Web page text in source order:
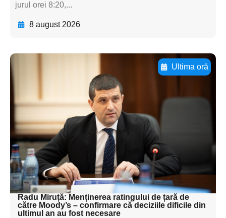
jurul orei 8:20,...
8 august 2026
Ultima oră
Adaugă aici textul pentru
subtitluAdaugă aici
textul pentru
subtitluAdaugă aici
textul pentru
subtitluAdaugă aici
textul pentru subti
Radu Miruță: Menținerea ratingului de țară de
către Moody’s – confirmare că deciziile dificile din
ultimul an au fost necesare